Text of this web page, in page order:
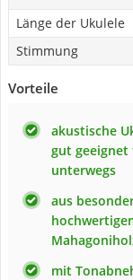
Länge der Ukulele
Stimmung
Vorteile
akustische
gut geeignet
unterwegs
aus
mit